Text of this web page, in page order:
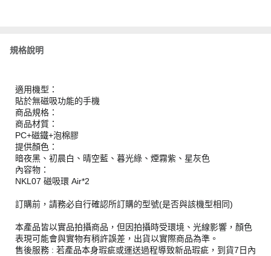
規格說明
適用機型：
貼於無磁吸功能的手機
商品規格：
商品材質：
PC+磁鐵+泡棉膠
提供顏色：
暗夜黑、初晨白、晴空藍、暮光綠、煙霧紫、星灰色
內容物：
NKL07 磁吸環 Air*2
訂購前，請務必自行確認所訂購的型號(是否與該機型相同)
本產品皆以實品拍攝商品，但因拍攝時受環境、光線影響，顏色
表現可能會與實物有稍許誤差，出貨以實際商品為準。
售後服務 : 若產品本身瑕疵或運送過程導致新品瑕疵，到貨7日內